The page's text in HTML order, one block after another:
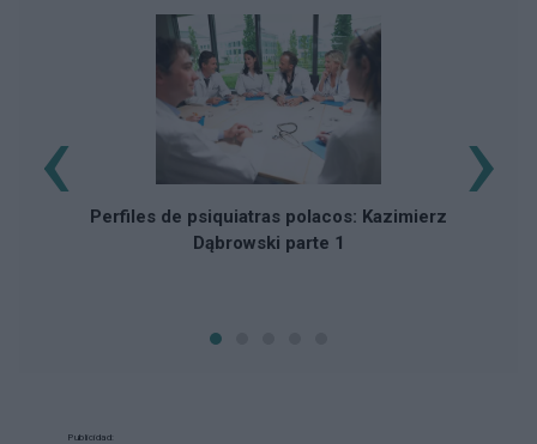
Perfiles de psiquiatras polacos: Kazimierz
Dąbrowski parte 1
‹ ›
Publicidad: